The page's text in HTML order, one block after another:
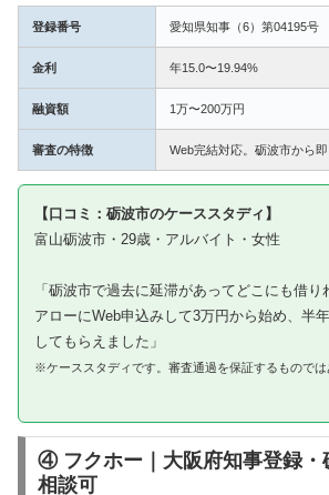
登録番号 愛知県知事（6）第04195号
金利 年15.0〜19.94%
融資額 1万〜200万円
審査の特徴 Web完結対応。砺波市から
【口コミ：砺波市のケーススタディ】
富山砺波市・29歳・アルバイト・女性
「砺波市で過去に延滞があってどこにも借り
アローにWeb申込みして3万円から始め、半
してもらえました」
※ケーススタディです。審査通過を保証するものでは
④ フクホー｜大阪府知事登録・
相談可